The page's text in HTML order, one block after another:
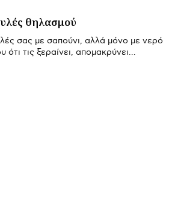
θηλασμού
σας με σαπούνι, αλλά μόνο με νερό
ότι τις ξεραίνει, απομακρύνει…